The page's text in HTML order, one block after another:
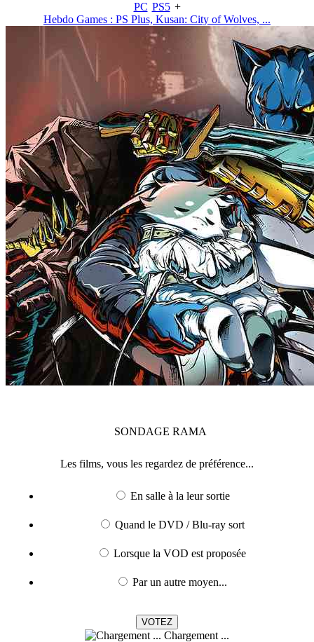
PC PS5 +
Hebdo Games : PS Plus, Kusan: City of Wolves, ...
SONDAGE RAMA
Les films, vous les regardez de préférence...
En salle à la leur sortie
Quand le DVD / Blu-ray sort
Lorsque la VOD est proposée
Par un autre moyen...
Chargement ...